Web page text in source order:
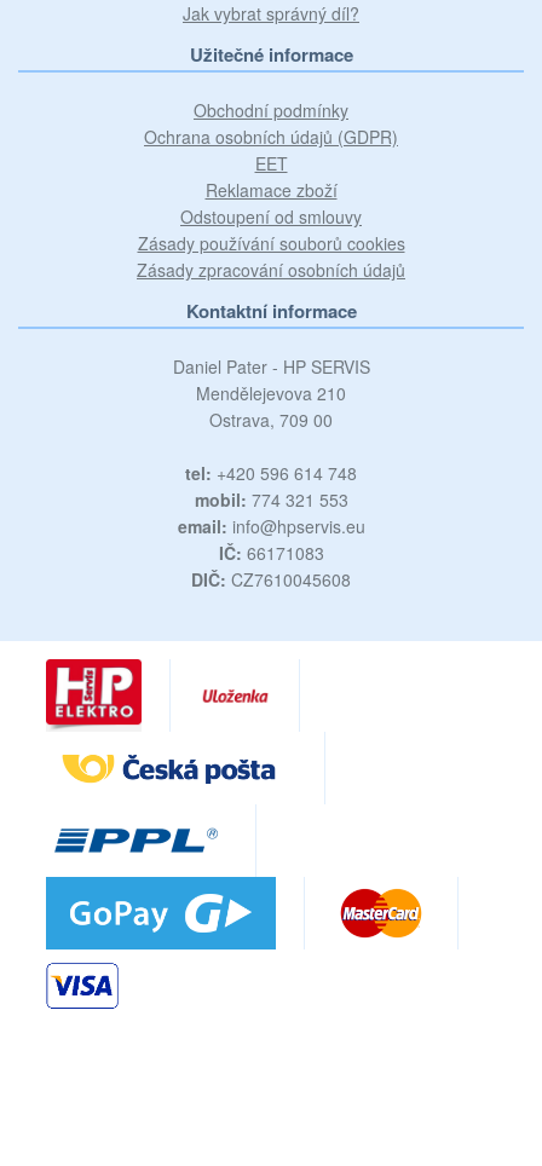
Jak vybrat správný díl?
Užitečné informace
Obchodní podmínky
Ochrana osobních údajů (GDPR)
EET
Reklamace zboží
Odstoupení od smlouvy
Zásady používání souborů cookies
Zásady zpracování osobních údajů
Kontaktní informace
Daniel Pater - HP SERVIS
Mendělejevova 210
Ostrava, 709 00
tel: +420 596 614 748
mobil: 774 321 553
email: info@hpservis.eu
IČ: 66171083
DIČ: CZ7610045608